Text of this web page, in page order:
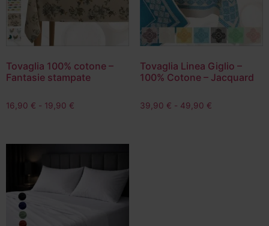
Tovaglia 100% cotone –
Fantasie stampate
16,90 € - 19,90 €
Tovaglia Linea Giglio –
100% Cotone – Jacquard
39,90 € - 49,90 €